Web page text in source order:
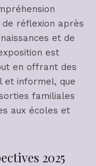
de réflexion après
et de
est
en offrant des
et informel, que
familiales
aux écoles et
2025